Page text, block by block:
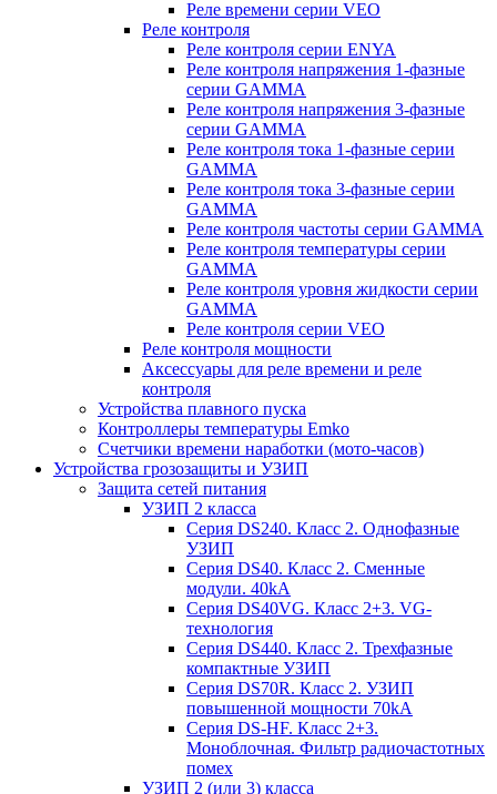
Реле времени серии VEO
Реле контроля
Реле контроля серии ENYA
Реле контроля напряжения 1-фазные
серии GAMMA
Реле контроля напряжения 3-фазные
серии GAMMA
Реле контроля тока 1-фазные серии
GAMMA
Реле контроля тока 3-фазные серии
GAMMA
Реле контроля частоты серии GAMMA
Реле контроля температуры серии
GAMMA
Реле контроля уровня жидкости серии
GAMMA
Реле контроля серии VEO
Реле контроля мощности
Аксессуары для реле времени и реле
контроля
Устройства плавного пуска
Контроллеры температуры Emko
Счетчики времени наработки (мото-часов)
Устройства грозозащиты и УЗИП
Защита сетей питания
УЗИП 2 класса
Серия DS240. Класс 2. Однофазные
УЗИП
Серия DS40. Класс 2. Сменные
модули. 40kA
Серия DS40VG. Класс 2+3. VG-
технология
Серия DS440. Класс 2. Трехфазные
компактные УЗИП
Серия DS70R. Класс 2. УЗИП
повышенной мощности 70kA
Серия DS-HF. Класс 2+3.
Моноблочная. Фильтр радиочастотных
помех
УЗИП 2 (или 3) класса